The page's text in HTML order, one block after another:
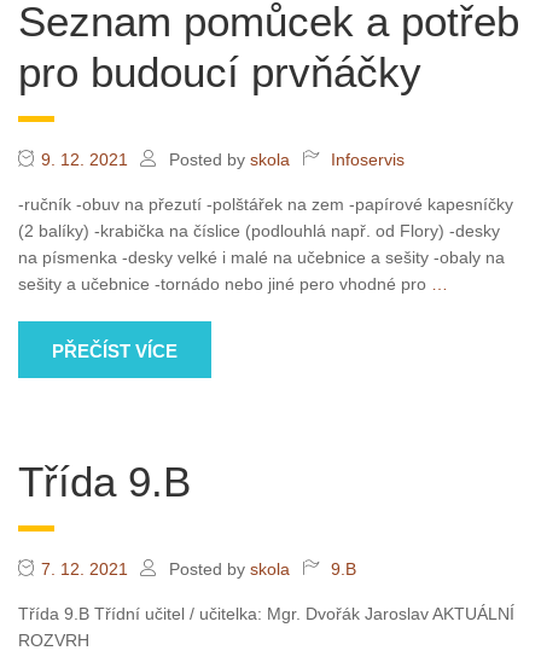
Seznam pomůcek a potřeb
pro budoucí prvňáčky
9. 12. 2021 Posted by skola Infoservis
-ručník -obuv na přezutí -polštářek na zem -papírové kapesníčky
(2 balíky) -krabička na číslice (podlouhlá např. od Flory) -desky
na písmenka -desky velké i malé na učebnice a sešity -obaly na
sešity a učebnice -tornádo nebo jiné pero vhodné pro …
PŘEČÍST VÍCE
Třída 9.B
7. 12. 2021 Posted by skola 9.B
Třída 9.B Třídní učitel / učitelka: Mgr. Dvořák Jaroslav AKTUÁLNÍ
ROZVRH